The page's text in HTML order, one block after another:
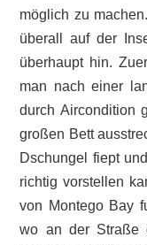
möglich zu
überall auf der
überhaupt hin.
man nach einer
durch Aircondition
großen Bett
Dschungel fiept
richtig vorstellen
von Montego Bay
wo an der Straße